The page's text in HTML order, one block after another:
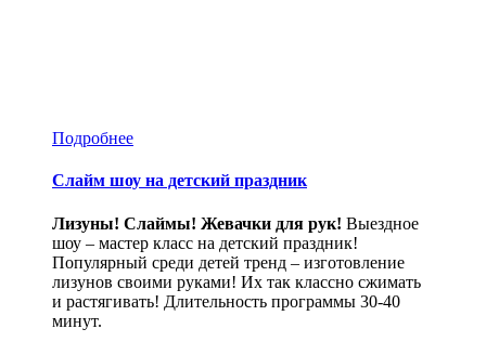
Подробнее
Слайм шоу на детский праздник
Лизуны! Слаймы! Жевачки для рук! Выездное
шоу – мастер класс на детский праздник!
Популярный среди детей тренд – изготовление
лизунов своими руками! Их так классно сжимать
и растягивать! Длительность программы 30-40
минут.